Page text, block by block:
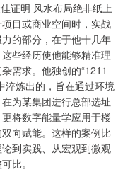
证明 风水布局绝非纸上
目或商业空间时，实战
的部分，在于他十几年
些经历使他能够精准理
需求。他独创的“1211
淬炼出的，旨在通过环境
为某集团进行总部选址
将数字能量学应用于楼
向赋能。这样的案例比
到实践、从宏观到微观
比。